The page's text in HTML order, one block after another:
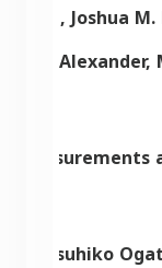
Joshua M.
Katsuhiko